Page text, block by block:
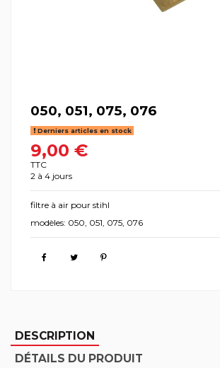
050, 051, 075, 076
Derniers articles en stock
9,00 €
TTC
2 à 4 jours
filtre à air pour stihl
modèles: 050, 051, 075, 076
DESCRIPTION
DÉTAILS DU PRODUIT